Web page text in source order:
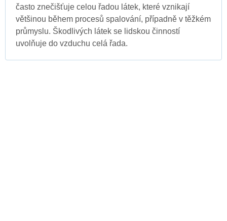
často znečišťuje celou řadou látek, které vznikají
většinou během procesů spalování, případně v těžkém
průmyslu. Škodlivých látek se lidskou činností
uvolňuje do vzduchu celá řada.